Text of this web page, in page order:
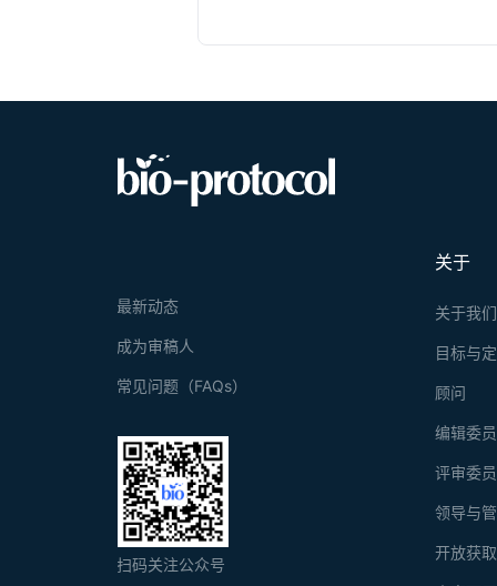
关于
关于我们
目标与
顾问
编辑委
评审委
领导与
开放获
最新动态
成为审稿人
常见问题（FAQs）
扫码关注公众号